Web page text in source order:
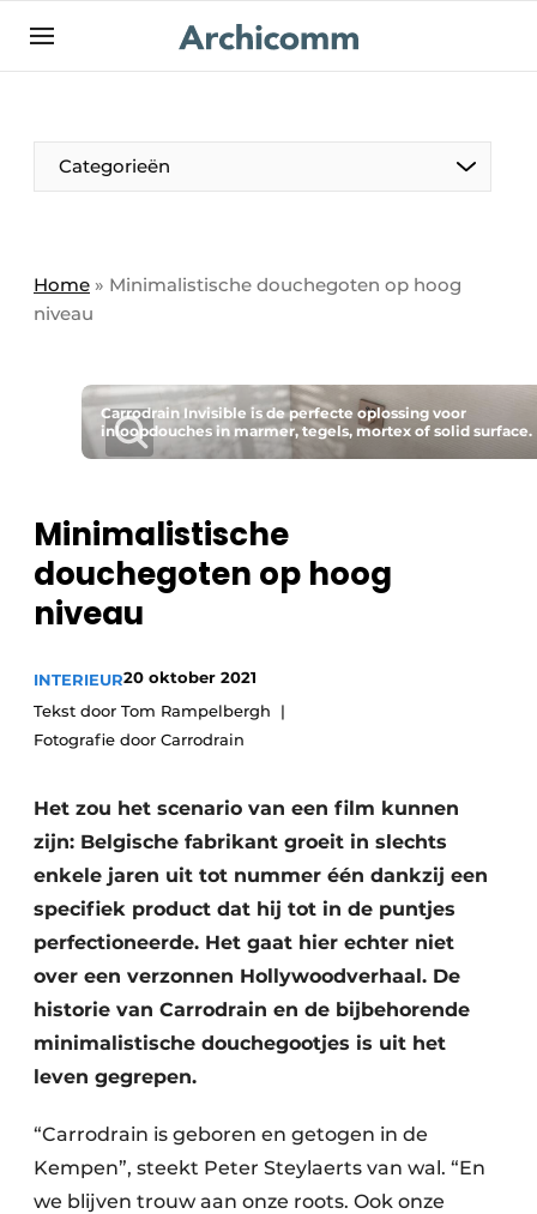
NL be-FR
Categorieën
Home » Minimalistische douchegoten op hoog
niveau
Carrodrain Invisible is de perfecte oplossing voor
inloopdouches in marmer, tegels, mortex of solid surface.
Minimalistische
douchegoten op hoog
niveau
INTERIEUR20 oktober 2021
Tekst door Tom Rampelbergh
Fotografie door Carrodrain
Het zou het scenario van een film kunnen
zijn: Belgische fabrikant groeit in slechts
enkele jaren uit tot nummer één dankzij een
specifiek product dat hij tot in de puntjes
perfectioneerde. Het gaat hier echter niet
over een verzonnen Hollywoodverhaal. De
historie van Carrodrain en de bijbehorende
minimalistische douchegootjes is uit het
leven gegrepen.
“Carrodrain is geboren en getogen in de
Kempen”, steekt Peter Steylaerts van wal. “En
we blijven trouw aan onze roots. Ook onze